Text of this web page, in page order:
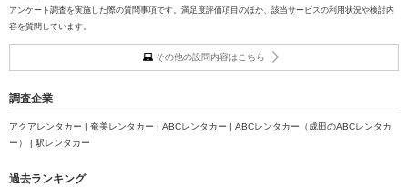
アンケート調査を実施した際の質問事項です。満足度評価項目のほか、該当サービスの利用状況や検討内
容を質問しています。
その他の設問内容はこちら
調査企業
アクアレンタカー | 奄美レンタカー | ABCレンタカー | ABCレンタカー（成田のABCレンタカ
ー） | 駅レンタカー
過去ランキング